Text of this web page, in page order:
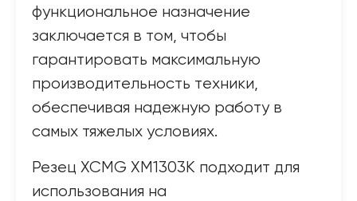
функциональное назначение
заключается в том, чтобы
гарантировать максимальную
производительность техники,
обеспечивая надежную работу в
самых тяжелых условиях.
Резец XCMG XM1303K подходит для
использования на